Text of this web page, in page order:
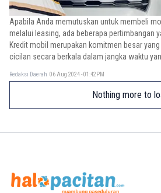
Apabila Anda memutuskan untuk membeli
melalui leasing, ada beberapa pertimbangan
Kredit mobil merupakan komitmen besar
cicilan secara berkala dalam jangka waktu
Redaksi Daerah 06 Aug 2024 - 01:42PM
Nothing more to